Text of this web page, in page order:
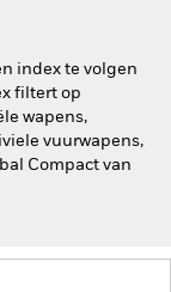
index te volgen
filtert op
wapens,
vuurwapens,
Compact van